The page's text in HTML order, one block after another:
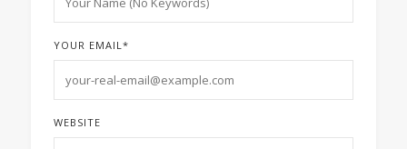
YOUR EMAIL *
WEBSITE